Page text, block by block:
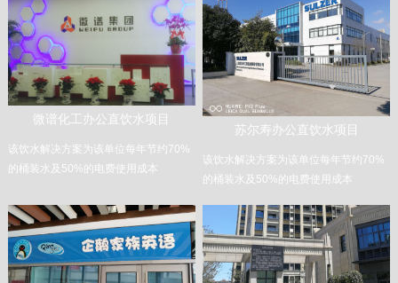
微谱化工办公直饮水项目
该饮水解决方案为该单位每年节约70%
的桶装水及50%的电费使用成本
苏尔寿办公直饮水项目
该饮水解决方案为该单位每年节约70%
的桶装水及50%的电费使用成本